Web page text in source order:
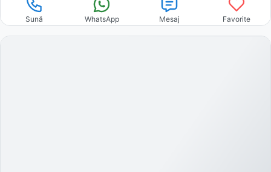
Sună WhatsApp Mesaj Favorite